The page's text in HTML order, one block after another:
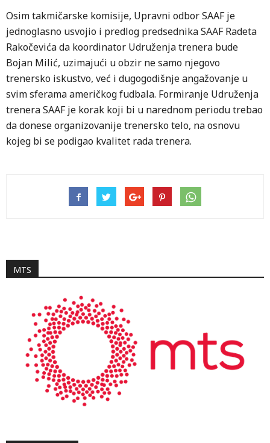
Osim takmičarske komisije, Upravni odbor SAAF je
jednoglasno usvojio i predlog predsednika SAAF Radeta
Rakočevića da koordinator Udruženja trenera bude
Bojan Milić, uzimajući u obzir ne samo njegovo
trenersko iskustvo, već i dugogodišnje angažovanje u
svim sferama američkog fudbala. Formiranje Udruženja
trenera SAAF je korak koji bi u narednom periodu trebao
da donese organizovanije trenersko telo, na osnovu
kojeg bi se podigao kvalitet rada trenera.
MTS